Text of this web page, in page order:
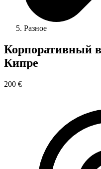
Разное
Корпоративный
Кипре
200 €